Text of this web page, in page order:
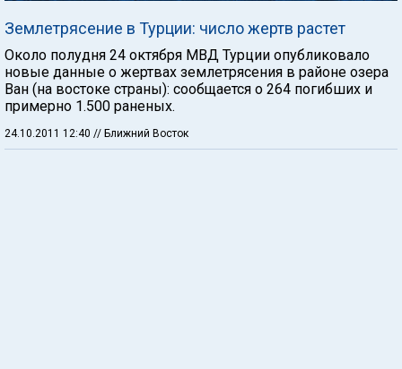
Землетрясение в Турции: число жертв растет
Около полудня 24 октября МВД Турции опубликовало
новые данные о жертвах землетрясения в районе озера
Ван (на востоке страны): сообщается о 264 погибших и
примерно 1.500 раненых.
24.10.2011 12:40 // Ближний Восток